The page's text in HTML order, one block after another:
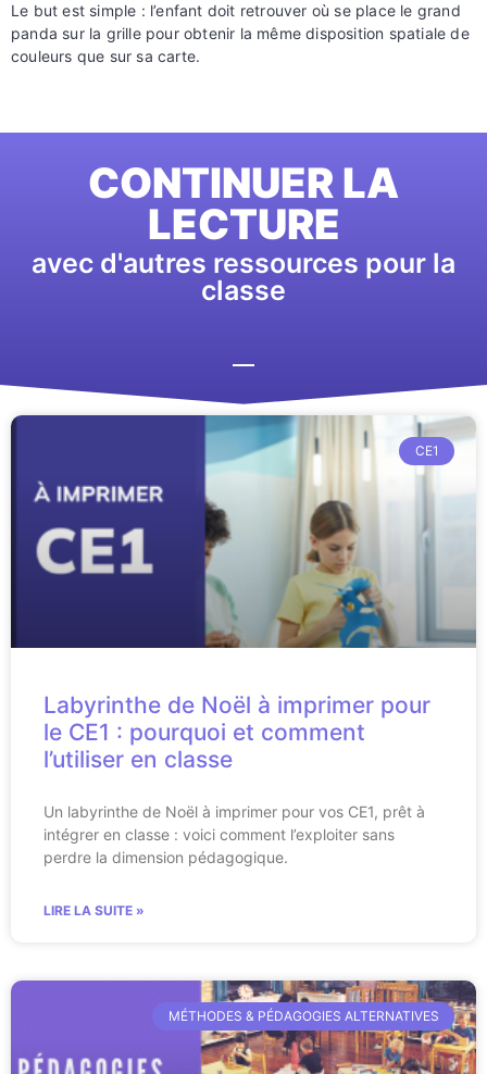
Le but est simple : l’enfant doit retrouver où se place le grand
panda sur la grille pour obtenir la même disposition spatiale de
couleurs que sur sa carte.
CONTINUER LA
LECTURE
avec d'autres ressources pour la
classe
CE1
Labyrinthe de Noël à imprimer pour
le CE1 : pourquoi et comment
l’utiliser en classe
Un labyrinthe de Noël à imprimer pour vos CE1, prêt à
intégrer en classe : voici comment l’exploiter sans
perdre la dimension pédagogique.
LIRE LA SUITE »
MÉTHODES & PÉDAGOGIES ALTERNATIVES